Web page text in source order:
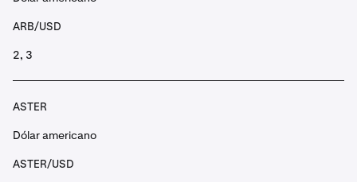
ARB/USD
2, 3
ASTER
Dólar americano
ASTER/USD